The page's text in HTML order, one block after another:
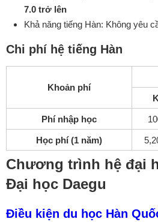
7.0 trở lên
Khả năng tiếng Hàn: Không yêu
Chi phí hệ tiếng Hàn
Khoản phí
Phí nhập học
Học phí (1 năm)
Chương trình hệ đại
Đại học Daegu
Điều kiện du học Hàn